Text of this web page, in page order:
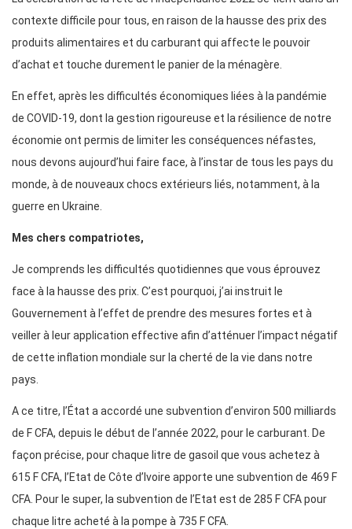
contexte difficile pour tous, en raison de la hausse des prix des
produits alimentaires et du carburant qui affecte le pouvoir
d’achat et touche durement le panier de la ménagère.
En effet, après les difficultés économiques liées à la pandémie
de COVID-19, dont la gestion rigoureuse et la résilience de notre
économie ont permis de limiter les conséquences néfastes,
nous devons aujourd’hui faire face, à l’instar de tous les pays du
monde, à de nouveaux chocs extérieurs liés, notamment, à la
guerre en Ukraine.
Mes chers compatriotes,
Je comprends les difficultés quotidiennes que vous éprouvez
face à la hausse des prix. C’est pourquoi, j’ai instruit le
Gouvernement à l’effet de prendre des mesures fortes et à
veiller à leur application effective afin d’atténuer l’impact négatif
de cette inflation mondiale sur la cherté de la vie dans notre
pays.
A ce titre, l’État a accordé une subvention d’environ 500 milliards
de F CFA, depuis le début de l’année 2022, pour le carburant. De
façon précise, pour chaque litre de gasoil que vous achetez à
615 F CFA, l’Etat de Côte d’Ivoire apporte une subvention de 469 F
CFA. Pour le super, la subvention de l’Etat est de 285 F CFA pour
chaque litre acheté à la pompe à 735 F CFA.